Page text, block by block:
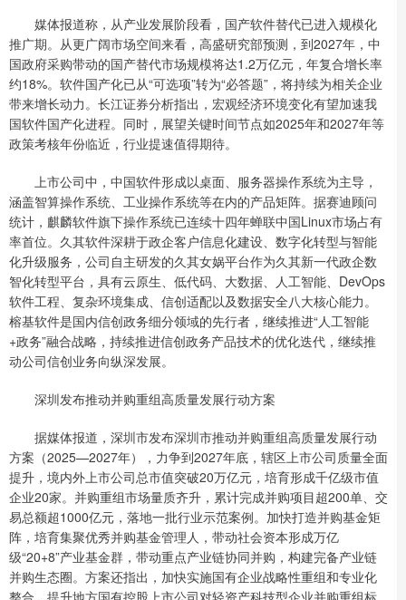
媒体报道称，从产业发展阶段看，国产软件替代已进入规模化
推广期。从更广阔市场空间来看，高盛研究部预测，到2027年，中
国政府采购带动的国产替代市场规模将达1.2万亿元，年复合增长率
约18%。软件国产化已从“可选项”转为“必答题”，将持续为相关企业
带来增长动力。长江证券分析指出，宏观经济环境变化有望加速我
国软件国产化进程。同时，展望关键时间节点如2025年和2027年等
政策考核年份临近，行业提速值得期待。
上市公司中，中国软件形成以桌面、服务器操作系统为主导，
涵盖智算操作系统、工业操作系统等在内的产品矩阵。据赛迪顾问
统计，麒麟软件旗下操作系统已连续十四年蝉联中国Linux市场占有
率首位。久其软件深耕于政企客户信息化建设、数字化转型与智能
化升级服务，公司自主研发的久其女娲平台作为久其新一代政企数
智化转型平台，具有云原生、低代码、大数据、人工智能、DevOps
软件工程、复杂环境集成、信创适配以及数据安全八大核心能力。
榕基软件是国内信创政务细分领域的先行者，继续推进“人工智能
+政务”融合战略，持续推进信创政务产品技术的优化迭代，继续推
动公司信创业务向纵深发展。
深圳发布推动并购重组高质量发展行动方案
据媒体报道，深圳市发布深圳市推动并购重组高质量发展行动
方案（2025—2027年），力争到2027年底，辖区上市公司质量全面
提升，境内外上市公司总市值突破20万亿元，培育形成千亿级市值
企业20家。并购重组市场量质齐升，累计完成并购项目超200单、交
易总额超1000亿元，落地一批行业示范案例。加快打造并购基金矩
阵，培育集聚优秀并购基金管理人，带动社会资本形成万亿
级“20+8”产业基金群，带动重点产业链协同并购，构建完备产业链
并购生态圈。方案还指出，加快实施国有企业战略性重组和专业化